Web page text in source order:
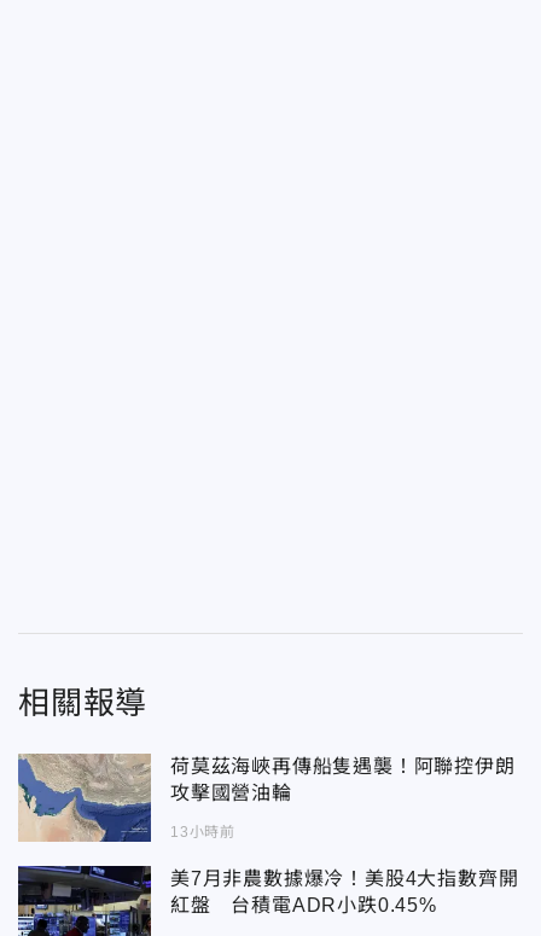
相關報導
荷莫茲海峽再傳船隻遇襲！阿聯控伊朗
攻擊國營油輪
13小時前
美7月非農數據爆冷！美股4大指數齊開
紅盤 台積電ADR小跌0.45%